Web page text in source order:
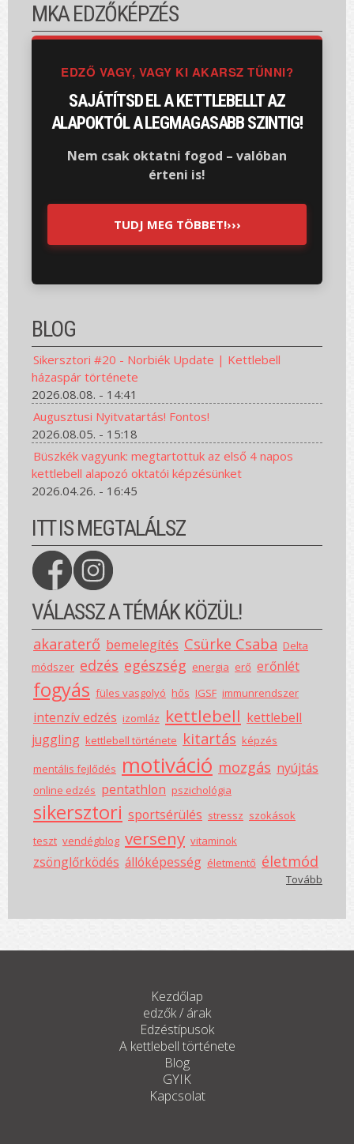
MKA EDZŐKÉPZÉS
EDZŐ VAGY, VAGY KI AKARSZ TŰNNI?
SAJÁTÍTSD EL A KETTLEBELLT AZ
ALAPOKTÓL A LEGMAGASABB SZINTIG!
Nem csak oktatni fogod – valóban
érteni is!
TUDJ MEG TÖBBET!›››
BLOG
Sikersztori #20 - Norbiék Update | Kettlebell
házaspár története
2026.08.08. - 14:41
Augusztusi Nyitvatartás! Fontos!
2026.08.05. - 15:18
Büszkék vagyunk: megtartottuk az első 4 napos
kettlebell alapozó oktatói képzésünket
2026.04.26. - 16:45
ITT IS MEGTALÁLSZ
VÁLASSZ A TÉMÁK KÖZÜL!
akaraterő bemelegítés Csürke Csaba Delta
módszer edzés egészség energia erő erőnlét
fogyás füles vasgolyó hős IGSF immunrendszer
intenzív edzés izomláz kettlebell kettlebell
juggling kettlebell története kitartás képzés
mentális fejlődés motiváció mozgás nyújtás
online edzés pentathlon pszichológia
sikersztori sportsérülés stressz szokások
teszt vendégblog verseny vitaminok
zsönglőrködés állóképesség életmentő életmód
Tovább
Kezdőlap
edzők / árak
Edzéstípusok
A kettlebell története
Blog
GYIK
Kapcsolat